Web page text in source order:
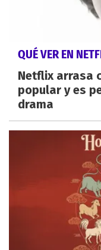
QUÉ VER EN
Netflix arrasa
popular y es
drama